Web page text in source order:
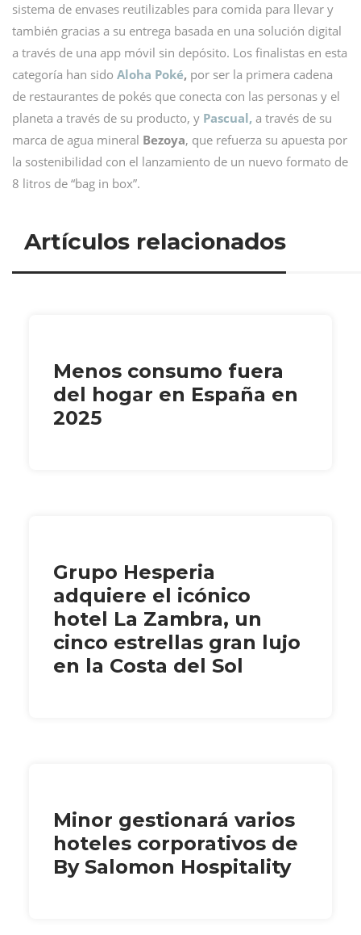
sistema de envases reutilizables para comida para llevar y
también gracias a su entrega basada en una solución digital
a través de una app móvil sin depósito. Los finalistas en esta
categoría han sido Aloha Poké, por ser la primera cadena
de restaurantes de pokés que conecta con las personas y el
planeta a través de su producto, y Pascual, a través de su
marca de agua mineral Bezoya, que refuerza su apuesta por
la sostenibilidad con el lanzamiento de un nuevo formato de
8 litros de “bag in box”.
Artículos relacionados
Menos consumo fuera
del hogar en España en
2025
Grupo Hesperia
adquiere el icónico
hotel La Zambra, un
cinco estrellas gran lujo
en la Costa del Sol
Minor gestionará varios
hoteles corporativos de
By Salomon Hospitality